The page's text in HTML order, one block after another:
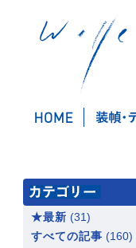
★最新 (31)
すべての記事 (160)